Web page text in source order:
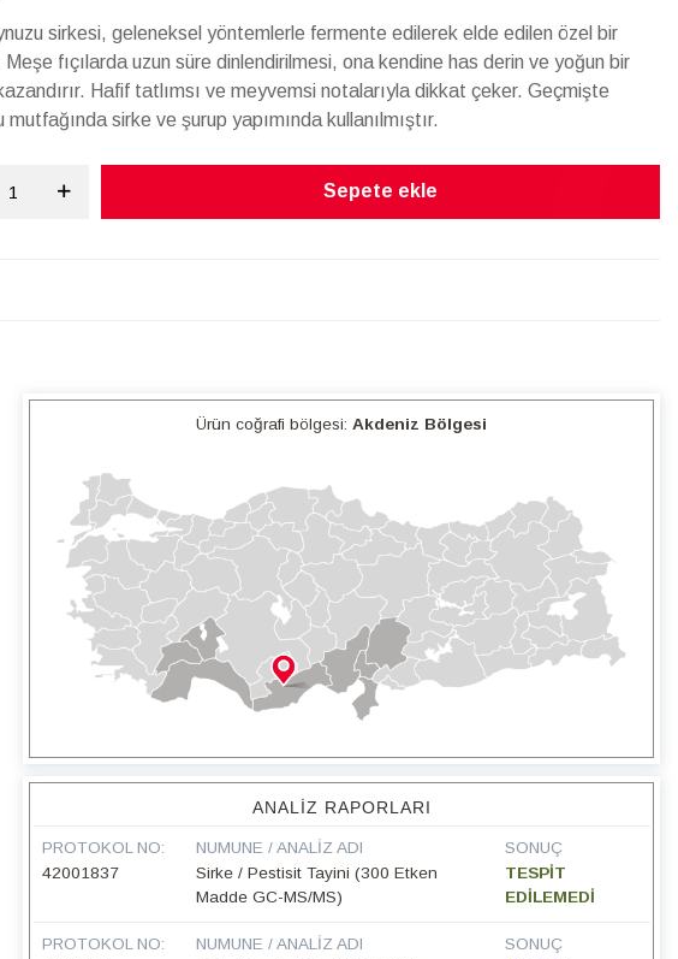
sirkesi, geleneksel yöntemlerle fermente edilerek elde edilen özel bir
Meşe fıçılarda uzun süre dinlendirilmesi, ona kendine has derin ve yoğun bir
Hafif tatlımsı ve meyvemsi notalarıyla dikkat çeker. Geçmişte
mutfağında sirke ve şurup yapımında kullanılmıştır.
Sepete ekle
Ürün coğrafi bölgesi: Akdeniz Bölgesi
ANALIZ RAPORLARI
PROTOKOL NO:
42001837
NUMUNE / ANALIZ ADI
Sirke / Pestisit Tayini (300 Etken
Madde GC-MS/MS)
SONUÇ
TESPİT
EDİLEMEDİ
PROTOKOL NO:
NUMUNE / ANALIZ ADI
SONUÇ